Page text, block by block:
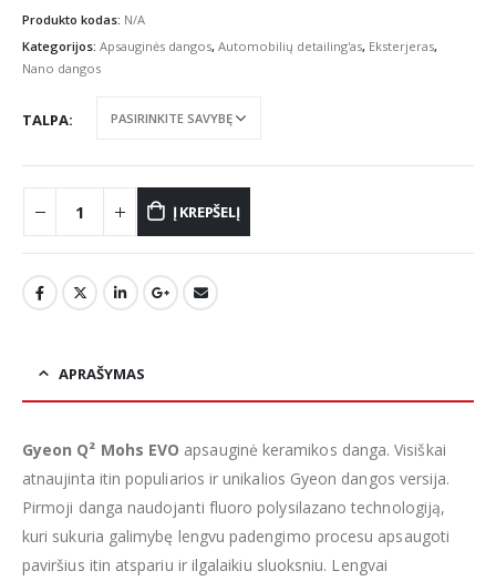
through
Produkto kodas: N/A
Kategorijos: Apsauginės dangos, Automobilių detailing'as, Eksterjeras,
Nano dangos
TALPA
Į KREPŠELĮ
APRAŠYMAS
Gyeon Q² Mohs EVO apsauginė keramikos danga. Visiškai
atnaujinta itin populiarios ir unikalios Gyeon dangos versija.
Pirmoji danga naudojanti fluoro polysilazano technologiją,
kuri sukuria galimybę lengvu padengimo procesu apsaugoti
paviršius itin atspariu ir ilgalaikiu sluoksniu. Lengvai